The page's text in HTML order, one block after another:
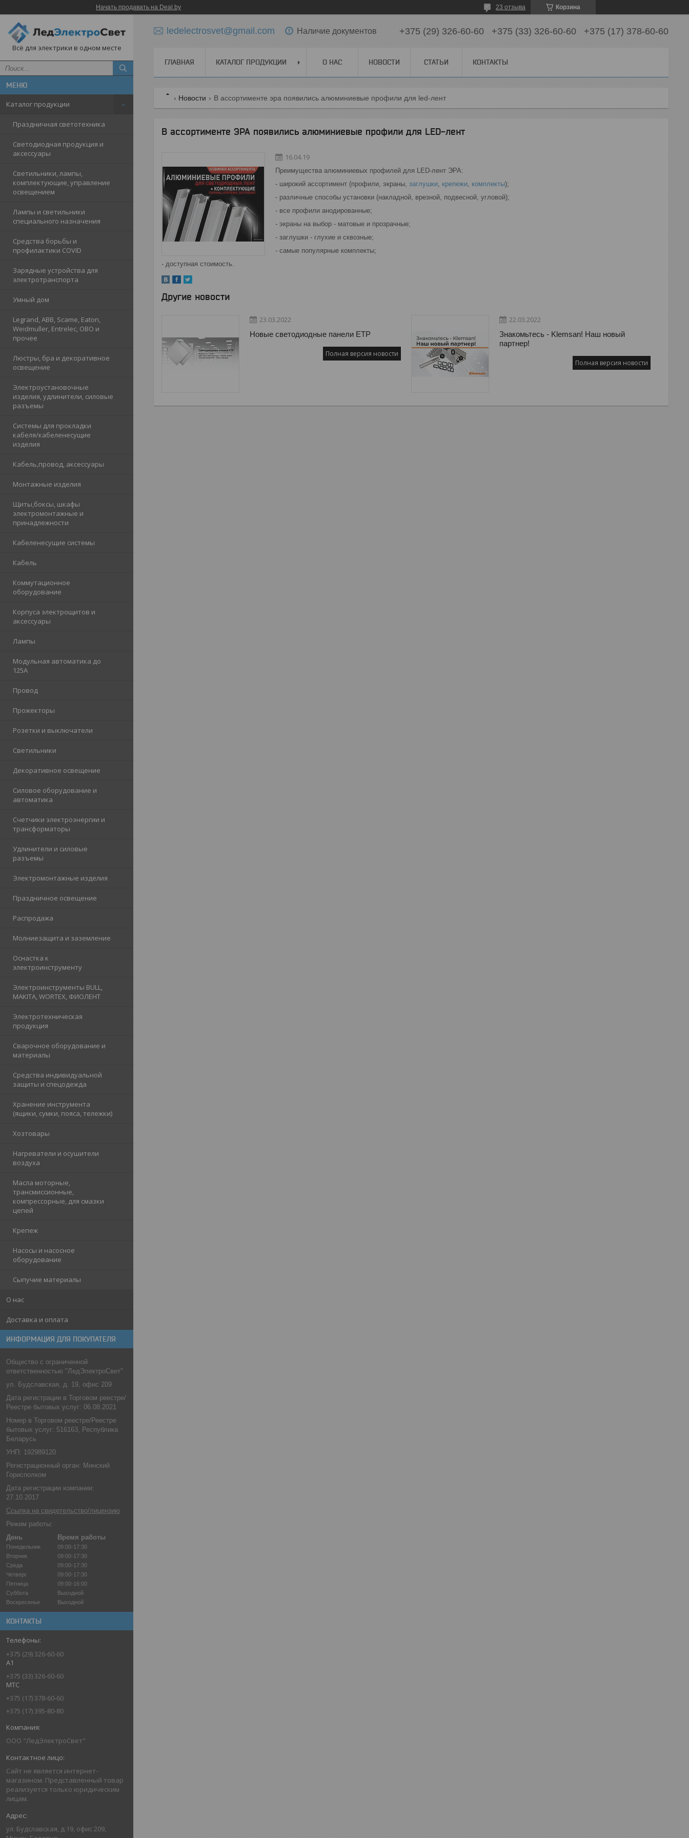
Начать продавать на Deal.by Корзина
23 отзыва
Всё для электрики в одном месте
Каталог продукции
Праздничная светотехника
Светодиодная продукция и
аксессуары
Светильники, лампы,
комплектующие, управление
освещением
Лампы и светильники
специального назначения
Средства борьбы и
профилактики COVID
Зарядные устройства для
электротранспорта
Умный дом
Legrand, ABB, Scame, Eaton,
Weidmuller, Entrelec, OBO и
прочее
Люстры, бра и декоративное
освещение
Электроустановочные
изделия, удлинители, силовые
разъемы
Системы для прокладки
кабеля/кабеленесущие
изделия
Кабель,провод, аксессуары
Монтажные изделия
Щиты,боксы, шкафы
электромонтажные и
принадлежности
Кабеленесущие системы
Кабель
Коммутационное
оборудование
Корпуса электрощитов и
аксессуары
Лампы
Модульная автоматика до
125А
Провод
Прожекторы
Розетки и выключатели
Светильники
Декоративное освещение
Силовое оборудование и
автоматика
Счетчики электроэнергии и
трансформаторы
Удлинители и силовые
разъемы
Электромонтажные изделия
Праздничное освещение
Распродажа
Молниезащита и заземление
Оснастка к
электроинструменту
Электроинструменты BULL,
MAKITA, WORTEX, ФИОЛЕНТ
Электротехническая
продукция
Сварочное оборудование и
материалы
Средства индивидуальной
защиты и спецодежда
Хранение инструмента
(ящики, сумки, пояса, тележки)
Хозтовары
Нагреватели и осушители
воздуха
Масла моторные,
трансмиссионные,
компрессорные, для смазки
цепей
Крепеж
Насосы и насосное
оборудование
Сыпучие материалы
О нас
Доставка и оплата
ИНФОРМАЦИЯ ДЛЯ ПОКУПАТЕЛЯ
Общество с ограниченной
ответственностью "ЛедЭлектроСвет"
ул. Будславская, д. 19, офис 209
Дата регистрации в Торговом реестре/
Реестре бытовых услуг: 06.08.2021
Номер в Торговом реестре/Реестре
бытовых услуг: 516163, Республика
Беларусь
УНП: 192989120
Регистрационный орган: Минский
Горисполком
Дата регистрации компании:
27.10.2017
Ссылка на свидетельство/лицензию
Режим работы:
День
Время работы
Понедельник
09:00-17:30
Вторник
09:00-17:30
Среда
09:00-17:30
Четверг
09:00-17:30
Пятница
09:00-16:00
Суббота
Выходной
Воскресенье
Выходной
КОНТАКТЫ
+375 (29) 326-60-60
A1
+375 (33) 326-60-60
MTC
+375 (17) 378-60-60
+375 (17) 395-80-80
ООО "ЛедЭлектроСвет"
Сайт не является интернет-
магазином. Представленный товар
реализуется только юридическим
лицам.
ул. Будславская, д.19, офис 209,
ledelectrosvet@gmail.com Наличие документов +375 (29) 326-60-60 +375 (33) 326-60-60 +375 (17) 378-60-60
ГЛАВНАЯ КАТАЛОГ ПРОДУКЦИИ О НАС НОВОСТИ СТАТЬИ КОНТАКТЫ
Новости В ассортименте эра появились алюминиевые профили для led-лент
В ассортименте ЭРА появились алюминиевые профили для LED-лент
16.04.19
Преимущества алюминиевых профилей для LED-лент ЭРА:
- широкий ассортимент (профили, экраны, заглушки, крепежи, комплекты);
- различные способы установки (накладной, врезной, подвесной, угловой);
- все профили анодированные;
- экраны на выбор - матовые и прозрачные;
- заглушки - глухие и сквозные;
- самые популярные комплекты;
- доступная стоимость.
Другие новости
23.03.2022
Новые светодиодные панели ETP
Полная версия новости
22.03.2022
Знакомьтесь - Klemsan! Наш новый
партнер!
Полная версия новости